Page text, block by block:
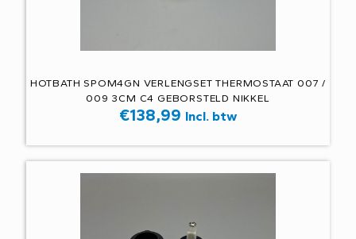
HOTBATH SPOM4GN VERLENGSET THERMOSTAAT 007 /
009 3CM C4 GEBORSTELD NIKKEL
€138,99 Incl. btw